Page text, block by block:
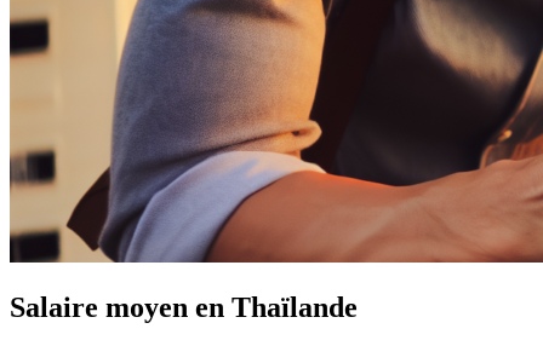
Salaire moyen en Thaïlande